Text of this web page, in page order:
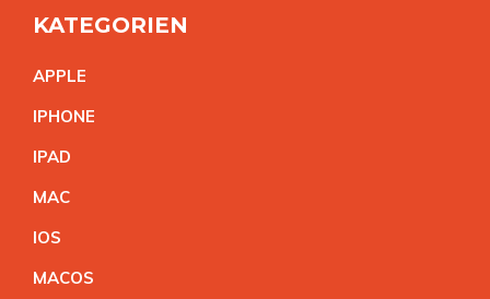
KATEGORIEN
APPLE
IPHONE
IPAD
MAC
IOS
MACOS